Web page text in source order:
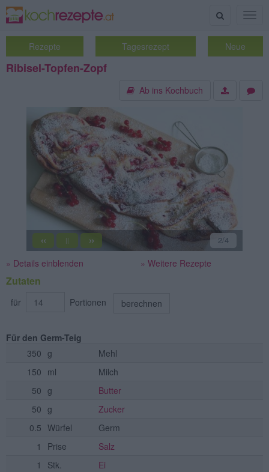
Suche
Rezepte Tagesrezept Neue
Ribisel-Topfen-Zopf
Ab ins Kochbuch
« || » 2/4
» Details einblenden » Weitere Rezepte
Zutaten
für Portionen berechnen
Für den Germ-Teig
350 g
Mehl
150 ml
Milch
50 g
Butter
50 g
Zucker
0.5 Würfel
Germ
1
Prise
Salz
1
Stk. Ei